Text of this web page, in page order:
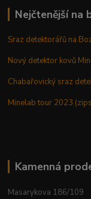
Nejčtenější na
Sraz detektorářů na
Nový detektor kovů
Chabařovický sraz
Minelab tour 2023
Kamenná
Masarykova 186/109